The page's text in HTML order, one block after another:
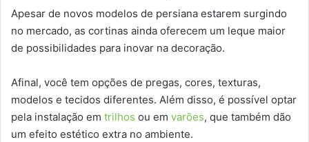
Apesar de novos modelos de persiana estarem surgindo
no mercado, as cortinas ainda oferecem um leque maior
de possibilidades para inovar na decoração.
Afinal, você tem opções de pregas, cores, texturas,
modelos e tecidos diferentes. Além disso, é possível optar
pela instalação em trilhos ou em varões, que também dão
um efeito estético extra no ambiente.